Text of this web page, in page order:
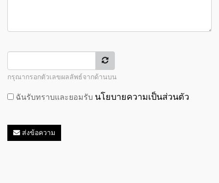
กรุณากรอกตัวเลขผลลัพธ์จากด้านบน
ฉันรับทราบและยอมรับ นโยบายความเป็นส่วนตัว
ส่งข้อความ